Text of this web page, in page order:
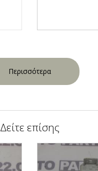
Περισσότερα
Δείτε επίσης